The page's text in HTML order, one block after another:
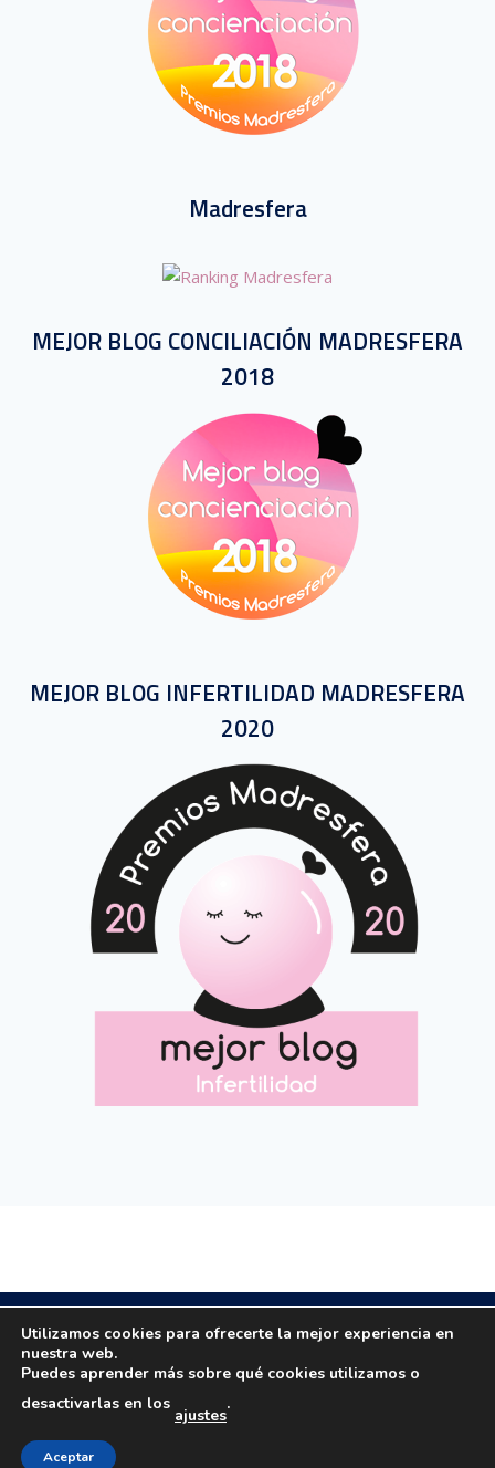
Madresfera
MEJOR BLOG CONCILIACIÓN MADRESFERA
2018
MEJOR BLOG INFERTILIDAD MADRESFERA
2020
Copyright © 2020 All rights reserved.
rosamaestro2003@hotmail.com | Tfno: 649184063
Utilizamos cookies para ofrecerte la mejor experiencia en
nuestra web.
Puedes aprender más sobre qué cookies utilizamos o
desactivarlas en los
ajustes
.
Aceptar